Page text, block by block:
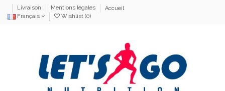
Livraison Mentions légales
Accueil
Français
Wishlist (0)